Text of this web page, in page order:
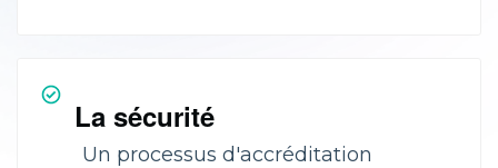
La sécurité
Un processus d'accréditation